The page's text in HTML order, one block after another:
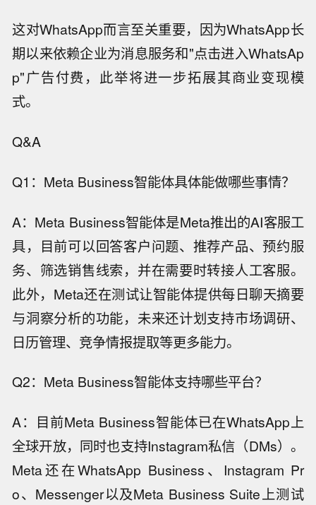
这对WhatsApp而言至关重要，因为WhatsApp长
期以来依赖企业为消息服务和"点击进入WhatsAp
p"广告付费，此举将进一步拓展其商业变现模
式。
Q&A
Q1：Meta Business智能体具体能做哪些事情？
A：Meta Business智能体是Meta推出的AI客服工
具，目前可以回答客户问题、推荐产品、预约服
务、筛选销售线索，并在需要时转接人工客服。
此外，Meta还在测试让智能体提供每日聊天摘要
与洞察分析的功能，未来还计划支持市场调研、
日历管理、竞争情报提取等更多能力。
Q2：Meta Business智能体支持哪些平台？
A：目前Meta Business智能体已在WhatsApp上
全球开放，同时也支持Instagram私信（DMs）。
Meta还在WhatsApp Business、Instagram Pr
o、Messenger以及Meta Business Suite上测试